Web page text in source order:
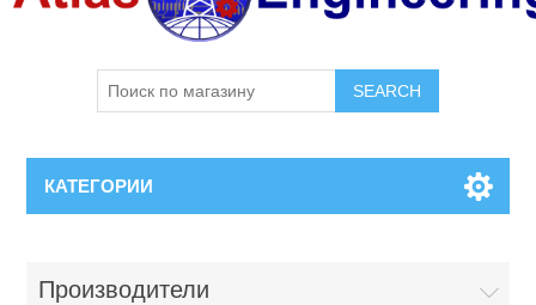
КАТЕГОРИИ
Производители